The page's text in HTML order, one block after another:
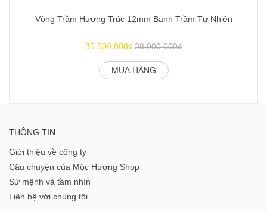
Vòng Trầm Hương Trúc 12mm Banh Trầm Tự Nhiên
35.500.000₫ 38.000.000₫
MUA HÀNG
THÔNG TIN
Giới thiệu về công ty
Câu chuyện của Mộc Hương Shop
Sứ mệnh và tầm nhìn
Liên hệ với chúng tôi